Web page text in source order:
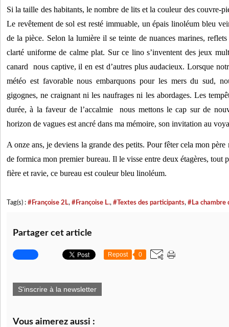
Si la taille des habitants, le nombre de lits et la couleur des couvre-
Le revêtement de sol est resté immuable, un épais linoléum bleu
de la pièce. Selon la lumière il se teinte de nuances marines,
clarté uniforme de calme plat. Sur ce lino s’inventent des jeux
canard  nous captive, il en est d’autres plus audacieux. Lorsque
météo est favorable nous embarquons pour les mers du sud,
gigognes, ne craignant ni les naufrages ni les abordages. Les
durée, à la faveur de l’accalmie  nous mettons le cap sur de
horizon de vagues est ancré dans ma mémoire, son invitation au
A onze ans, je deviens la grande des petits. Pour fêter cela mon
de formica mon premier bureau. Il le visse entre deux étagères, tout
fière et ravie, ce bureau est couleur bleu linoléum.
Tag(s) : #Françoise 2L, #Françoise L., #Textes des participants, #La chambre
Partager cet article
Repost 0
S'inscrire à la newsletter
Vous aimerez aussi :